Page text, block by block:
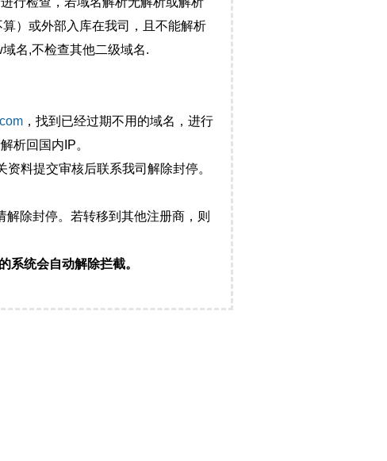
）或外部入库在我司，且不能解析
名,不检查其他二级域名.
，找到已经过期不用的域名，进行
析回国内IP。
资料提交审核后联系我司解除封停。
解除封停。若转移到其他注册商，则
系统会自动解除拦截。